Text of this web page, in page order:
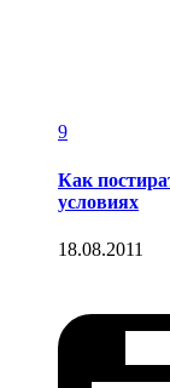
9
Как
условиях
18.08.2011